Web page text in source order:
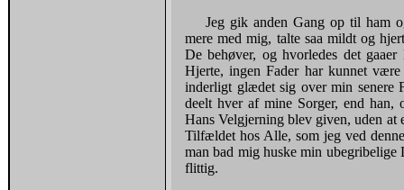
Jeg gik anden Gang op til ham
mere med mig, talte saa mildt og
De behøver, og hvorledes det
Hjerte, ingen Fader har kunnet
inderligt glædet sig over min senere
deelt hver af mine Sorger, end
Hans Velgjerning blev given, uden
Tilfældet hos Alle, som jeg ved
man bad mig huske min
flittig.